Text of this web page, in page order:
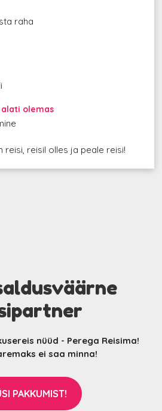
raha
alati olemas
reisi, reisil olles ja peale reisi!
nüüd - Perega Reisima!
ei saa minna!
PAKKUMIST!